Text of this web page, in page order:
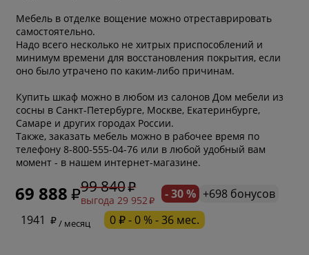
Мебель в отделке вощение можно отреставрировать
самостоятельно.
Надо всего несколько не хитрых приспособлений и
минимум времени для восстановления покрытия, если
оно было утрачено по каким-либо причинам.
Купить шкаф можно в любом из салонов Дом мебели из
сосны в Санкт-Петербурге, Москве, Екатеринбурге,
Самаре и других городах России.
Также, заказать мебель можно в рабочее время по
телефону 8-800-555-04-76 или в любой удобный вам
момент - в нашем интернет-магазине.
69 888 99 840
выгода 29 952 - 30 % +698 бонусов
1941
/ месяц 0 ₽ - 0 % - 36 мес.
* обязательное поле